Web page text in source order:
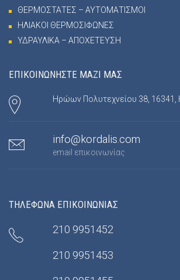
ΘΕΡΜΟΣΤΑΤΕΣ – ΑΥΤΟΜΑΤΙΣΜΟΙ
ΗΛΙΑΚΟΙ ΘΕΡΜΟΣΙΦΩΝΕΣ
ΥΔΡΑΥΛΙΚΑ – ΑΠΟΧΕΤΕΥΣΗ
ΕΠΙΚΟΙΝΩΝΗΣΤΕ ΜΑΖΙ ΜΑΣ
Ηρώων Πολυτεχνείου 38, 16341,
info@kordalis.com
email επικοινωνίας
ΤΗΛΕΦΩΝΑ ΕΠΙΚΟΙΝΩΝΙΑΣ
210 9951452
210 9951453